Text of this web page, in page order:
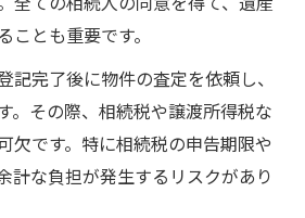
ことも重要です。
記完了後に物件の査定を依頼し、
。その際、相続税や譲渡所得税な
欠です。特に相続税の申告期限や
計な負担が発生するリスクがあり